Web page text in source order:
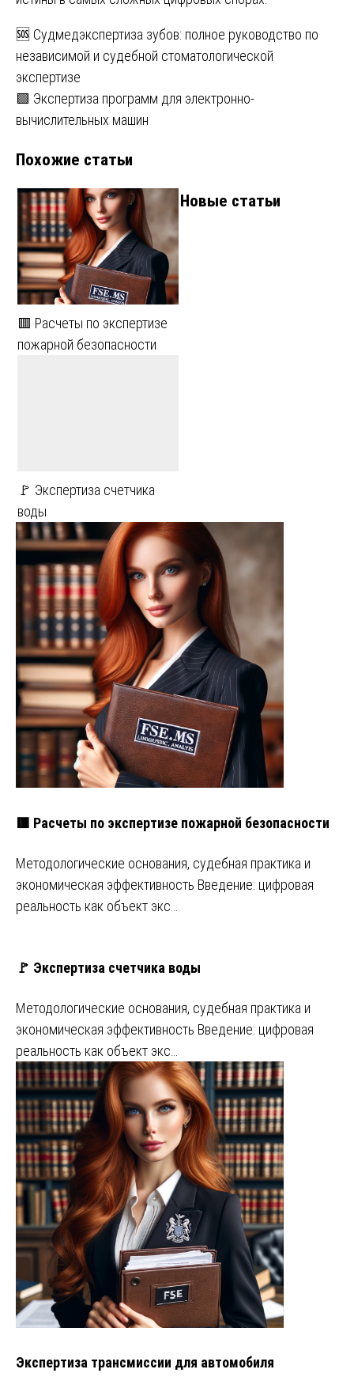
Навигация
по
записям
🆘 Судмедэкспертиза зубов: полное руководство по
независимой и судебной стоматологической
экспертизе
🟩 Экспертиза программ для электронно-
вычислительных машин
Похожие статьи
🟥 Расчеты по экспертизе
пожарной безопасности
🚩 Экспертиза счетчика
воды
Новые статьи
🟥 Расчеты по экспертизе пожарной безопасности
Методологические основания, судебная практика и
экономическая эффективность Введение: цифровая
реальность как объект экс…
🚩 Экспертиза счетчика воды
Методологические основания, судебная практика и
экономическая эффективность Введение: цифровая
реальность как объект экс…
Экспертиза трансмиссии для автомобиля